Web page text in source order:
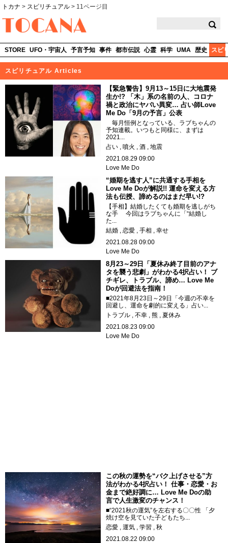
トカナ > スピリチュアル > 11ページ目
STORE UFO・宇宙人 予言予知 事件 都市伝説 心霊 科学 UMA 歴史 スピ
スピリチュアル Articles
【緊急警告】9月13～15日に大地震発
生か!? 「木」系の名前の人、コロナ
禍と政治にヤバい異変… 占い師Love
Me Do「9月の予言」公表
毎月恒例となっている、ラブちゃんの
予知連載。いつもと同様に、まずは
2021...
占い
噴火 酒
地震
2021.08.29 09:00
Love Me Do
“婚期を逃す人”に共通する手相を
Love Me Doが解説!! 運命を変える方
法も伝授、諦めるのはまだ早い!?
【手相】結婚したくても婚期を逃しがち
な手 今回はラブちゃんに「“結婚し
た...
結婚
恋愛 手相
幸せ
2021.08.28 09:00
Love Me Do
8月23～29日「夏休み終了目前のアナ
タを襲う悲劇」がわかる4択占い！ ブ
チギレ、トラブル、諦め… Love Me
Doが回避法を指南！
■2021年8月23日～29日「今週の不幸を
回避し、運命を劇的に変える」占い...
トラブル
不幸 熊
夏休み
2021.08.23 09:00
Love Me Do
この秋の運勢を“バク上げさせる”方
法がわかる4択占い！ 仕事・恋愛・お
金まで絶好調に… Love Me Doの助
言で人生激変のチャンス！
■“2021秋の運気”を左右する〇〇性 「夕
焼け空を見ていた子どもたち...
恋愛
運気 学習
秋
2021.08.22 09:00